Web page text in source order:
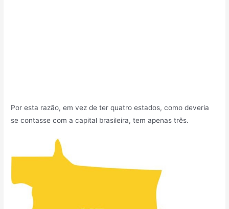
Por esta razão, em vez de ter quatro estados, como deveria
se contasse com a capital brasileira, tem apenas três.